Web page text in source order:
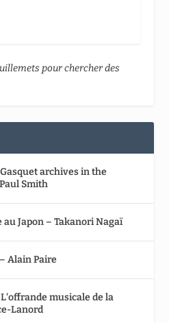
pour chercher des
archives in the
Smith
Japon – Takanori Nagaï
Alain Paire
musicale de la
Lanord